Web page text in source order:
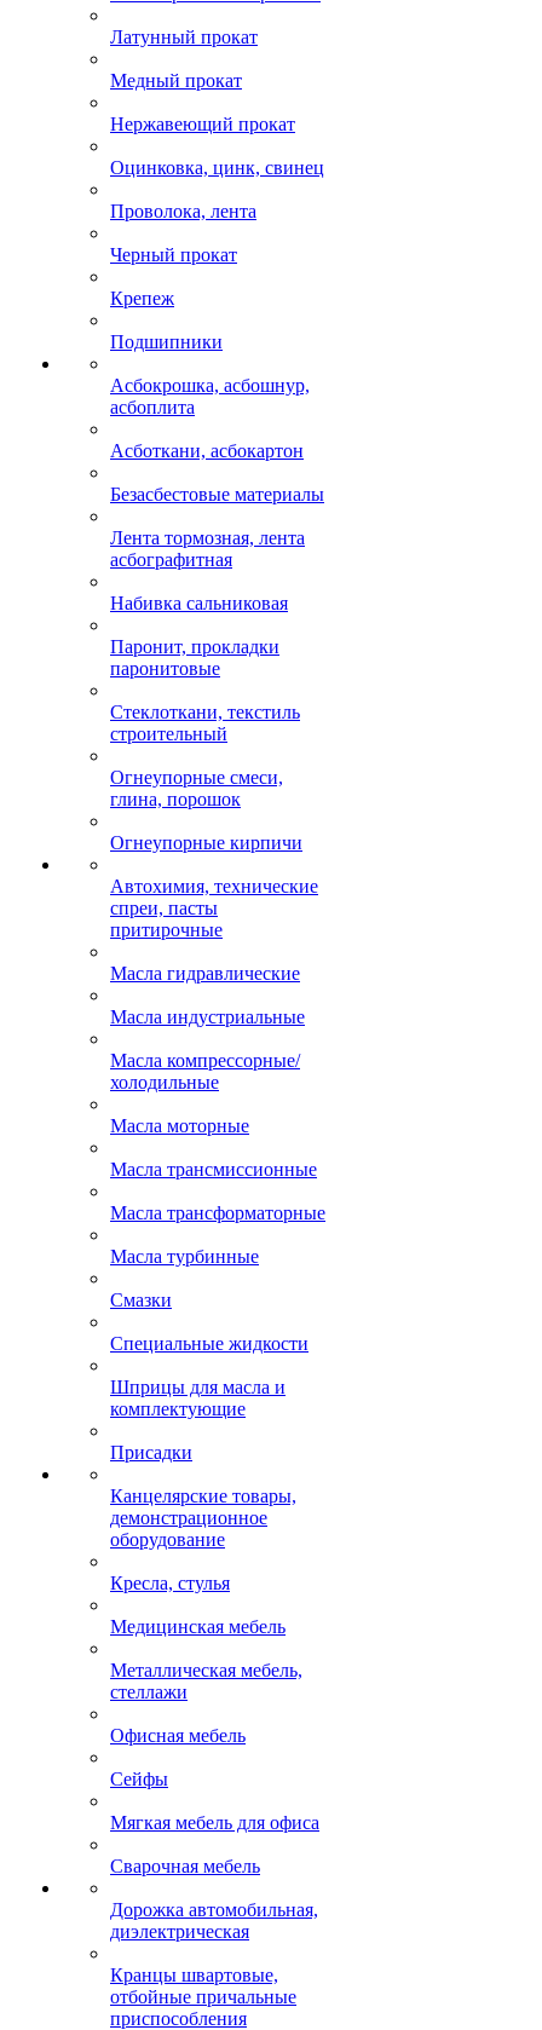
Латунный прокат
Медный прокат
Нержавеющий прокат
Оцинковка, цинк, свинец
Проволока, лента
Черный прокат
Крепеж
Подшипники
Асбокрошка, асбошнур,
асбоплита
Асботкани, асбокартон
Безасбестовые материалы
Лента тормозная, лента
асбографитная
Набивка сальниковая
Паронит, прокладки
паронитовые
Стеклоткани, текстиль
строительный
Огнеупорные смеси,
глина, порошок
Огнеупорные кирпичи
Автохимия, технические
спреи, пасты
притирочные
Масла гидравлические
Масла индустриальные
Масла компрессорные/
холодильные
Масла моторные
Масла трансмиссионные
Масла трансформаторные
Масла турбинные
Смазки
Специальные жидкости
Шприцы для масла и
комплектующие
Присадки
Канцелярские товары,
демонстрационное
оборудование
Кресла, стулья
Медицинская мебель
Металлическая мебель,
стеллажи
Офисная мебель
Сейфы
Мягкая мебель для офиса
Сварочная мебель
Дорожка автомобильная,
диэлектрическая
Кранцы швартовые,
отбойные причальные
приспособления